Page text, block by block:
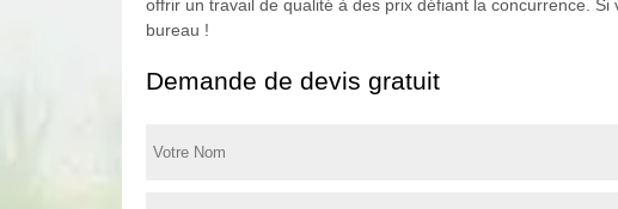
offrir un travail de qualité à des prix défiant la concurrence.
bureau !
Demande de devis gratuit